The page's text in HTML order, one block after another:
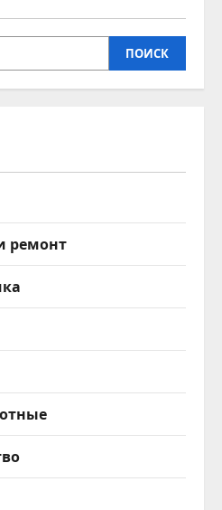
ПОИСК
ремонт